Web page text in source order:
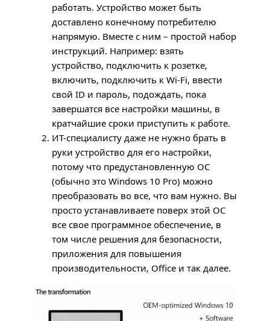
работать. Устройство может быть
доставлено конечному потребителю
напрямую. Вместе с ним – простой набор
инструкций. Например: взять
устройство, подключить к розетке,
включить, подключить к Wi-Fi, ввести
свой ID и пароль, подождать, пока
завершатся все настройки машины, в
кратчайшие сроки приступить к работе.
ИТ-специалисту даже не нужно брать в
руки устройство для его настройки,
потому что предустановленную ОС
(обычно это Windows 10 Pro) можно
преобразовать во все, что вам нужно. Вы
просто устанавливаете поверх этой ОС
все свое программное обеспечение, в
том числе решения для безопасности,
приложения для повышения
производительности, Office и так далее.